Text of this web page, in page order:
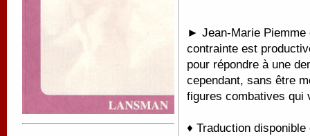
► Jean-Marie Piemme
contrainte est
pour répondre à une
cependant, sans être
figures combatives
♦ Traduction